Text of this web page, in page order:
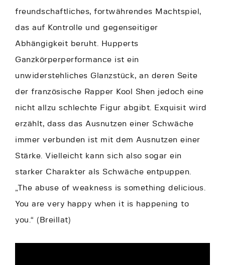
freundschaftliches, fortwährendes Machtspiel,
das auf Kontrolle und gegenseitiger
Abhängigkeit beruht. Hupperts
Ganzkörperperformance ist ein
unwiderstehliches Glanzstück, an deren Seite
der französische Rapper Kool Shen jedoch eine
nicht allzu schlechte Figur abgibt. Exquisit wird
erzählt, dass das Ausnutzen einer Schwäche
immer verbunden ist mit dem Ausnutzen einer
Stärke. Vielleicht kann sich also sogar ein
starker Charakter als Schwäche entpuppen.
„The abuse of weakness is something delicious.
You are very happy when it is happening to
you.“ (Breillat)